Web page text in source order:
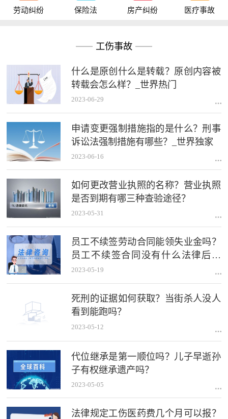
劳动纠纷 保险法 房产纠纷 医疗事故
工伤事故
什么是原创什么是转载？原创内容被
转载会怎么样？_世界热门
2023-06-29
申请变更强制措施指的是什么？刑事
诉讼法强制措施有哪些？_世界独家
2023-06-16
如何更改营业执照的名称？营业执照
是否到期有哪三种查验途径？
2023-05-31
员工不续签劳动合同能领失业金吗？
员工不续签合同没有什么法律后果
吗？
2023-05-19
死刑的证据如何获取？当街杀人没人
看到能跑吗？
2023-05-12
代位继承是第一顺位吗？儿子早逝孙
子有权继承遗产吗？
2023-05-05
法律规定工伤医药费几个月可以报？